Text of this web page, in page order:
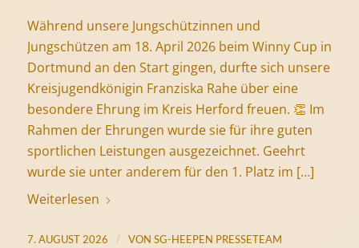
Während unsere Jungschützinnen und
Jungschützen am 18. April 2026 beim Winny Cup in
Dortmund an den Start gingen, durfte sich unsere
Kreisjugendkönigin Franziska Rahe über eine
besondere Ehrung im Kreis Herford freuen. 👏 Im
Rahmen der Ehrungen wurde sie für ihre guten
sportlichen Leistungen ausgezeichnet. Geehrt
wurde sie unter anderem für den 1. Platz im […]
Weiterlesen
7. AUGUST 2026 / VON SG-HEEPEN PRESSETEAM